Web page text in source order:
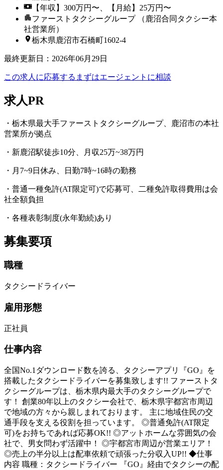
【年収】300万円〜、【月給】25万円〜
ファーストタクシーグループ （鹿沼合同タクシー本
社営業所）
栃木県鹿沼市石橋町1602-4
最終更新日 ： 2026年06月29日
この求人に応募する まずはエージェントに相談
求人PR
・栃木県最大手ファーストタクシーグループ、鹿沼市の本社
営業所が拠点
・新鹿沼駅徒歩10分、月収25万~38万円
・月7~9日休み、日勤7時~16時の勤務
・普通一種免許(AT限定可)で応募可、二種免許取得費用は会
社全額負担
・各種表彰制度(永年勤続)あり
募集要項
職種
タクシードライバー
雇用形態
正社員
仕事内容
全国No.1ダウンロード数を誇る、タクシーアプリ『GO』を
搭載したタクシードライバーを募集致します!! ファーストタ
クシーグループは、栃木県内最大手のタクシーグループで
す！ 創業80年以上のタクシー会社で、栃木県宇都宮市周辺
で地域の方々から親しまれております。 主に地域住民の交
通手段を支える役割を担っています。 ◎普通免許(AT限定
可)をお持ちであれば応募OK!! ◎アットホームな雰囲気の会
社で、男女問わず活躍中！ ◎宇都宮市周辺が営業エリア！
◎売上の半分以上は配車依頼で頑張った分収入UP!! ◆仕事
内容 職種：タクシードライバー 『GO』経由でタクシーの配